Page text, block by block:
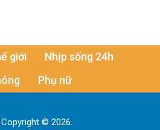
giới
Nhịp sống 24h
Phụ nữ
© 2026.